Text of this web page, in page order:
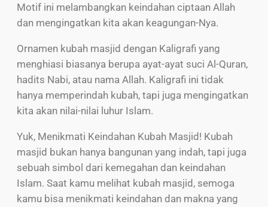
Motif ini melambangkan keindahan ciptaan Allah
dan mengingatkan kita akan keagungan-Nya.
Ornamen kubah masjid dengan Kaligrafi yang
menghiasi biasanya berupa ayat-ayat suci Al-Quran,
hadits Nabi, atau nama Allah. Kaligrafi ini tidak
hanya memperindah kubah, tapi juga mengingatkan
kita akan nilai-nilai luhur Islam.
Yuk, Menikmati Keindahan Kubah Masjid! Kubah
masjid bukan hanya bangunan yang indah, tapi juga
sebuah simbol dari kemegahan dan keindahan
Islam. Saat kamu melihat kubah masjid, semoga
kamu bisa menikmati keindahan dan makna yang